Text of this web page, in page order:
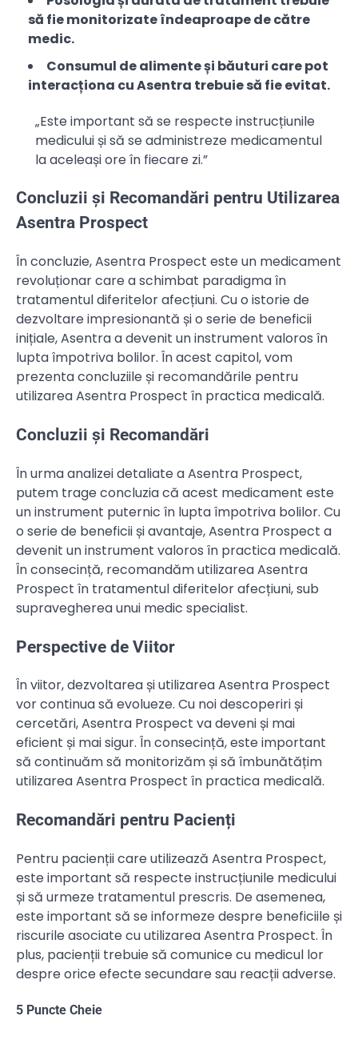
să fie monitorizate îndeaproape de către
medic.
Consumul de alimente și băuturi care pot
interacționa cu Asentra trebuie să fie evitat.
„Este important să se respecte instrucțiunile
medicului și să se administreze medicamentul
la aceleași ore în fiecare zi.”
Concluzii și Recomandări pentru Utilizarea
Asentra Prospect
În concluzie, Asentra Prospect este un medicament
revoluționar care a schimbat paradigma în
tratamentul diferitelor afecțiuni. Cu o istorie de
dezvoltare impresionantă și o serie de beneficii
inițiale, Asentra a devenit un instrument valoros în
lupta împotriva bolilor. În acest capitol, vom
prezenta concluziile și recomandările pentru
utilizarea Asentra Prospect în practica medicală.
Concluzii și Recomandări
În urma analizei detaliate a Asentra Prospect,
putem trage concluzia că acest medicament este
un instrument puternic în lupta împotriva bolilor. Cu
o serie de beneficii și avantaje, Asentra Prospect a
devenit un instrument valoros în practica medicală.
În consecință, recomandăm utilizarea Asentra
Prospect în tratamentul diferitelor afecțiuni, sub
supravegherea unui medic specialist.
Perspective de Viitor
În viitor, dezvoltarea și utilizarea Asentra Prospect
vor continua să evolueze. Cu noi descoperiri și
cercetări, Asentra Prospect va deveni și mai
eficient și mai sigur. În consecință, este important
să continuăm să monitorizăm și să îmbunătățim
utilizarea Asentra Prospect în practica medicală.
Recomandări pentru Pacienți
Pentru pacienții care utilizează Asentra Prospect,
este important să respecte instrucțiunile medicului
și să urmeze tratamentul prescris. De asemenea,
este important să se informeze despre beneficiile și
riscurile asociate cu utilizarea Asentra Prospect. În
plus, pacienții trebuie să comunice cu medicul lor
despre orice efecte secundare sau reacții adverse.
5 Puncte Cheie